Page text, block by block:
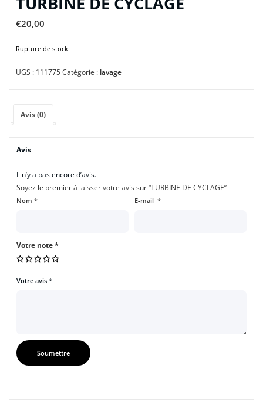
€20,00
Rupture de stock
UGS : 111775Catégorie : lavage
Avis (0)
Avis
Il n’y a pas encore d’avis.
Soyez le premier à laisser votre avis sur “TURBINE DE CYCLAGE”
Nom * E-mail *
Votre note*
Votre avis *